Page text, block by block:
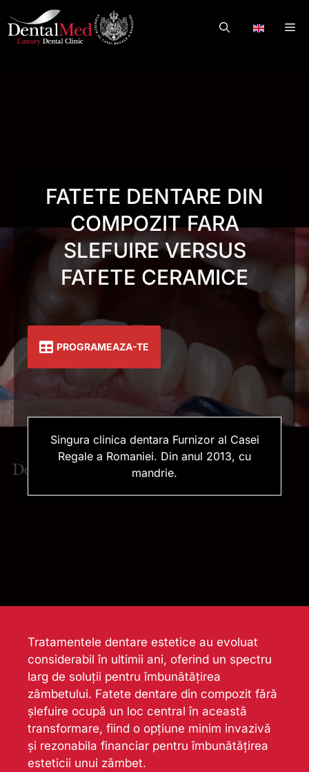
to
content
FATETE DENTARE DIN
COMPOZIT FARA
SLEFUIRE VERSUS
FATETE CERAMICE
PROGRAMEAZA-TE
Singura clinica dentara Furnizor al Casei
Regale a Romaniei. Din anul 2013, cu
mandrie.
Tratamentele dentare estetice au evoluat
considerabil în ultimii ani, oferind un spectru
larg de soluții pentru îmbunătățirea
zâmbetului. Fatete dentare din compozit fără
șlefuire ocupă un loc central în această
transformare, fiind o opțiune minim invazivă
și rezonabila financiar pentru îmbunătățirea
esteticii unui zâmbet.